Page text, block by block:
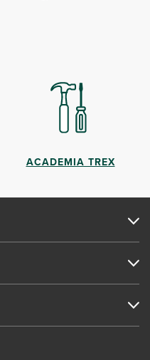
ACADEMIA TREX